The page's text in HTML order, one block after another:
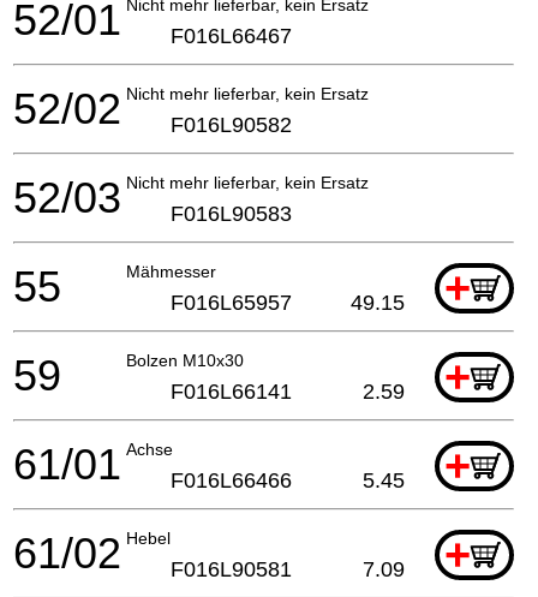
Nicht mehr lieferbar, kein Ersatz
52/01 F016L66467
Nicht mehr lieferbar, kein Ersatz
52/02 F016L90582
Nicht mehr lieferbar, kein Ersatz
52/03 F016L90583
Mähmesser +
55 F016L65957 49.15
Bolzen M10x30 +
59 F016L66141 2.59
Achse +
61/01 F016L66466 5.45
Hebel +
61/02 F016L90581 7.09